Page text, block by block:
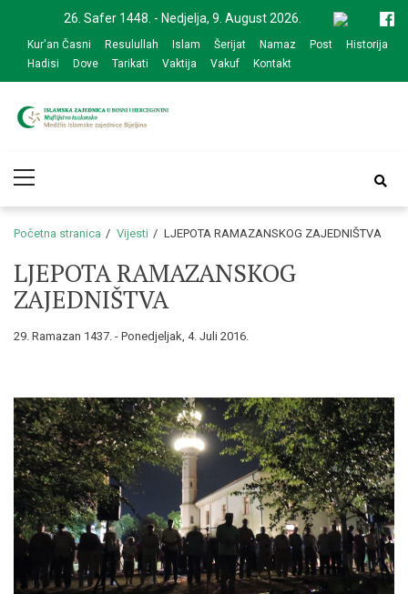
navigation
content
26. Safer 1448. - Nedjelja, 9. August 2026.
Kur'an Časni Resulullah Islam Šerijat Namaz Post
Historija
Hadisi
Dove Tarikati Vaktija Vakuf Kontakt
zajednice Bijeljina
Menu
Početna stranica Vijesti LJEPOTA RAMAZANSKOG ZAJEDNIŠTVA
LJEPOTA RAMAZANSKOG
ZAJEDNIŠTVA
29. Ramazan 1437. - Ponedjeljak, 4. Juli 2016.